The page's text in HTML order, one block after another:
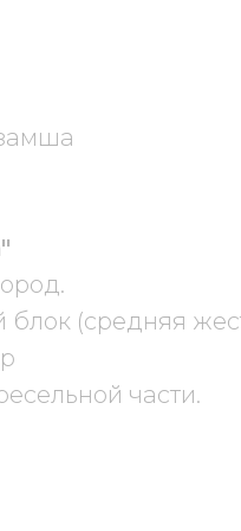
(средняя
части.